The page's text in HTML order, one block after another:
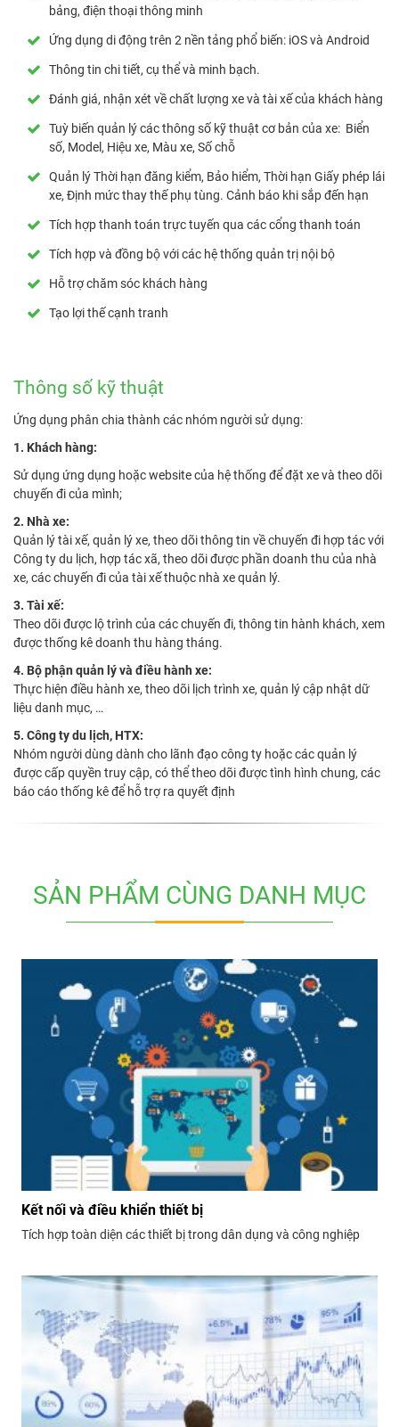
bảng, điện thoại thông minh
Ứng dụng di động trên 2 nền tảng phổ biến: iOS và Android
Thông tin chi tiết, cụ thể và minh bạch.
Đánh giá, nhận xét về chất lượng xe và tài xế của khách hàng
Tuỳ biến quản lý các thông số kỹ thuật cơ bản của xe: Biển
số, Model, Hiệu xe, Màu xe, Số chỗ
Quản lý Thời hạn đăng kiểm, Bảo hiểm, Thời hạn Giấy phép lái
xe, Định mức thay thế phụ tùng. Cảnh báo khi sắp đến hạn
Tích hợp thanh toán trực tuyến qua các cổng thanh toán
Tích hợp và đồng bộ với các hệ thống quản trị nội bộ
Hỗ trợ chăm sóc khách hàng
Tạo lợi thế cạnh tranh
Thông số kỹ thuật
Ứng dụng phân chia thành các nhóm người sử dụng:
1. Khách hàng:
Sử dụng ứng dụng hoặc website của hệ thống để đặt xe và theo dõi
chuyến đi của mình;
2. Nhà xe:
Quản lý tài xế, quản lý xe, theo dõi thông tin về chuyến đi hợp tác với
Công ty du lịch, hợp tác xã, theo dõi được phần doanh thu của nhà
xe, các chuyến đi của tài xế thuộc nhà xe quản lý.
3. Tài xế:
Theo dõi được lộ trình của các chuyến đi, thông tin hành khách, xem
được thống kê doanh thu hàng tháng.
4. Bộ phận quản lý và điều hành xe:
Thực hiện điều hành xe, theo dõi lịch trình xe, quản lý cập nhật dữ
liệu danh mục, …
5. Công ty du lịch, HTX:
Nhóm người dùng dành cho lãnh đạo công ty hoặc các quản lý
được cấp quyền truy cập, có thể theo dõi được tình hình chung, các
báo cáo thống kê để hỗ trợ ra quyết định
SẢN PHẨM CÙNG DANH MỤC
Kết nối và điều khiển thiết bị
Tích hợp toàn diện các thiết bị trong dân dụng và công nghiệp